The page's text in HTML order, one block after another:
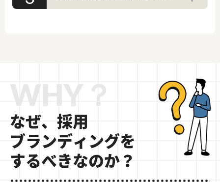
なぜ、採用
ブランディングを
するべきなのか？